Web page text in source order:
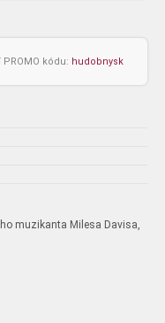
kódu: hudobnysk
muzikanta Milesa Davisa,